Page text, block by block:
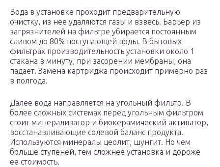
Вода в установке проходит предварительную
очистку, из нее удаляются газы и взвесь. Барьер из
загрязнителей на фильтре убирается постоянным
сливом до 80% поступающей воды. В бытовых
фильтрах производительность установки около 1
стакана в минуту, при засорении мембраны, она
падает. Замена картриджа происходит примерно раз
в полгода.
Далее вода направляется на угольный фильтр. В
более сложных системах перед угольным фильтром
стоит минерализатор и биокерамический активатор,
восстанавливающие солевой баланс продукта.
Используются минералы цеолит, шунгит. Но чем
больше ступеней, тем сложнее установка и дороже
ее стоимость.